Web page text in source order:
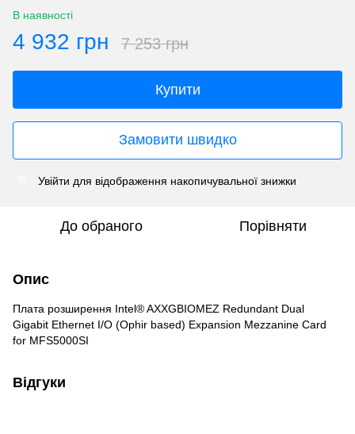
В наявності
4 932 грн 7 253 грн
Купити
Замовити швидко
Увійти для відображення накопичувальної знижки
До обраного Порівняти
Опис
Плата розширення Intel® AXXGBIOMEZ Redundant Dual
Gigabit Ethernet I/O (Ophir based) Expansion Mezzanine Card
for MFS5000SI
Відгуки